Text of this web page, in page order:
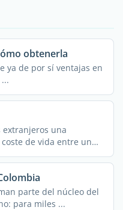
obtenerla
ya de por sí ventajas en
extranjeros una
de vida entre un
parte del núcleo del
para miles ...